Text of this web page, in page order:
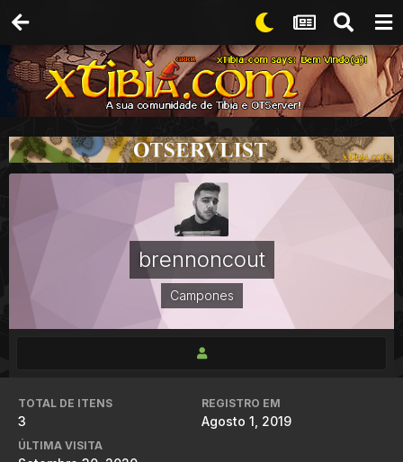
brennoncout
Campones
TOTAL DE ITENS
3
REGISTRO EM
Agosto 1, 2019
ÚLTIMA VISITA